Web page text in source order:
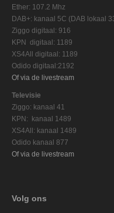
Ether: 107.2 Mhz
DAB+: kanaal 5C (DAB lokaal
Ziggo digitaal: 916
KPN digitaal: 1189
XS4All digitaal: 1189
Odido digitaal:2192
Of via de livestream
Televisie
Ziggo: kanaal 41
KPN: kanaal 1489
XS4All: kanaal 1489
Odido kanaal 877
Of via de livestream
Volg ons